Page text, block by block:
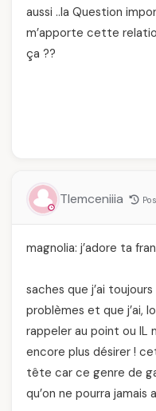
aussi ..la Question
m’apporte cette
ça ??
Tlemceniiia
magnolia: j’adore ta
saches que j’ai
problèmes et que j’ai,
rappeler au point ou IL
encore plus désirer !
tête car ce genre de
qu’on ne pourra jamais